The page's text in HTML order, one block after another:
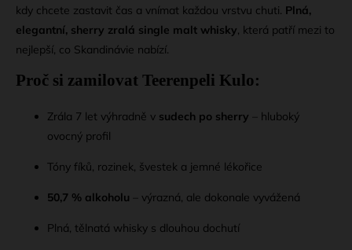
kdy chcete zastavit čas a vnímat každou vrstvu chuti. Plná,
elegantní, sherry zralá single malt whisky, která patří mezi to
nejlepší, co Skandinávie nabízí.
Proč si zamilovat Teerenpeli Kulo:
Zrála 7 let výhradně v sudech po sherry – hluboký
ovocný profil
Tóny fíků, rozinek, švestek a jemné lékořice
50,7 % alkoholu – výrazná, ale dokonale vyvážená
Plná, tělnatá whisky s dlouhou dochutí